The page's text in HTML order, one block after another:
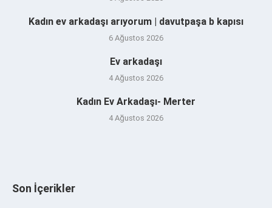
Kadın ev arkadaşı arıyorum | davutpaşa b kapısı
6 Ağustos 2026
Ev arkadaşı
4 Ağustos 2026
Kadın Ev Arkadaşı- Merter
4 Ağustos 2026
Son İçerikler